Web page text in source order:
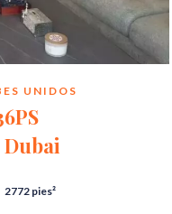
UNIDOS
2772 pies²